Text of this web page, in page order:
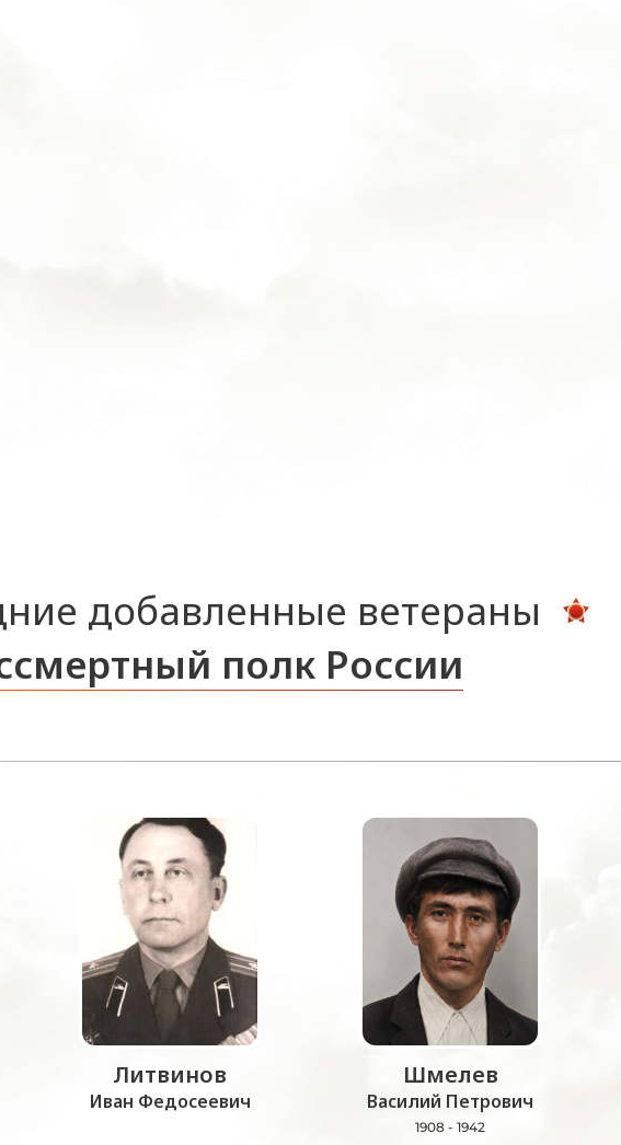
добавленные ветераны
полк России
Литвинов
Иван Федосеевич
Шмелев
Василий Петрович
1908 - 1942